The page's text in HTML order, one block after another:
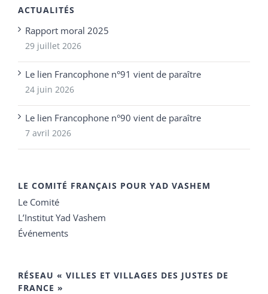
ACTUALITÉS
Rapport moral 2025
29 juillet 2026
Le lien Francophone n°91 vient de paraître
24 juin 2026
Le lien Francophone n°90 vient de paraître
7 avril 2026
LE COMITÉ FRANÇAIS POUR YAD VASHEM
Le Comité
L’Institut Yad Vashem
Événements
RÉSEAU « VILLES ET VILLAGES DES JUSTES DE
FRANCE »